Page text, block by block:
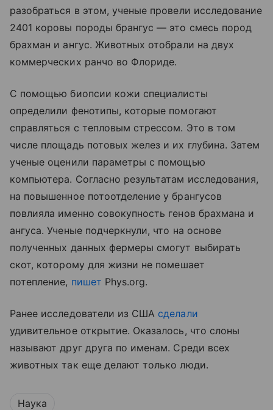
разобраться в этом, ученые провели исследование
2401 коровы породы брангус — это смесь пород
брахман и ангус. Животных отобрали на двух
коммерческих ранчо во Флориде.
С помощью биопсии кожи специалисты
определили фенотипы, которые помогают
справляться с тепловым стрессом. Это в том
числе площадь потовых желез и их глубина. Затем
ученые оценили параметры с помощью
компьютера. Согласно результатам исследования,
на повышенное потоотделение у брангусов
повлияла именно совокупность генов брахмана и
ангуса. Ученые подчеркнули, что на основе
полученных данных фермеры смогут выбирать
скот, которому для жизни не помешает
потепление, пишет Phys.org.
Ранее исследователи из США сделали
удивительное открытие. Оказалось, что слоны
называют друг друга по именам. Среди всех
животных так еще делают только люди.
Наука